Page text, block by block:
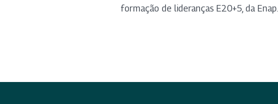
formação de lideranças E20+5, da Enap.